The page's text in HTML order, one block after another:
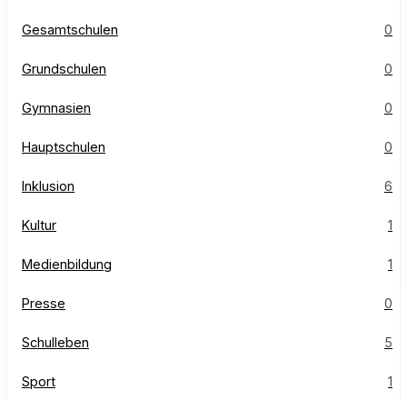
Gesamtschulen 0
Grundschulen 0
Gymnasien 0
Hauptschulen 0
Inklusion 6
Kultur 1
Medienbildung 1
Presse 0
Schulleben 5
Sport 1